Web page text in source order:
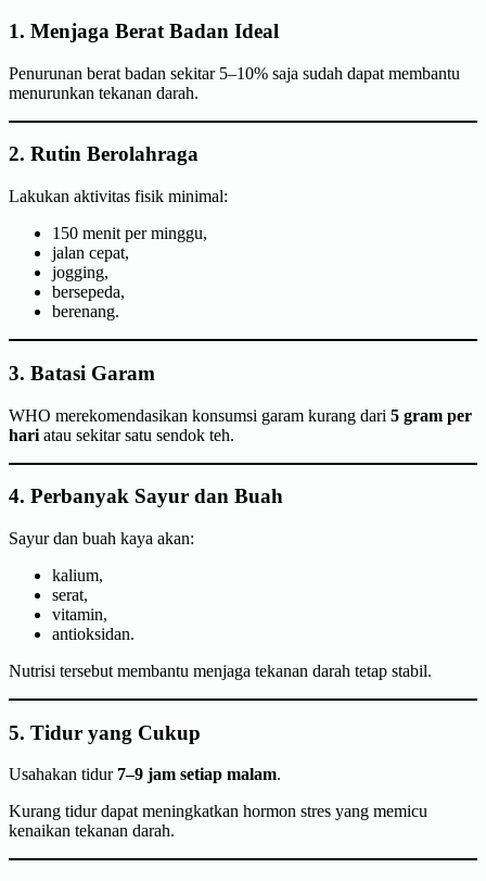
1. Menjaga Berat Badan Ideal
Penurunan berat badan sekitar 5–10% saja sudah dapat membantu
menurunkan tekanan darah.
2. Rutin Berolahraga
Lakukan aktivitas fisik minimal:
150 menit per minggu,
jalan cepat,
jogging,
bersepeda,
berenang.
3. Batasi Garam
WHO merekomendasikan konsumsi garam kurang dari 5 gram per
hari atau sekitar satu sendok teh.
4. Perbanyak Sayur dan Buah
Sayur dan buah kaya akan:
kalium,
serat,
vitamin,
antioksidan.
Nutrisi tersebut membantu menjaga tekanan darah tetap stabil.
5. Tidur yang Cukup
Usahakan tidur 7–9 jam setiap malam.
Kurang tidur dapat meningkatkan hormon stres yang memicu
kenaikan tekanan darah.